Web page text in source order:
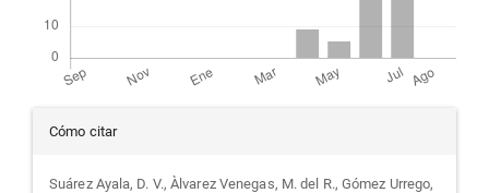
Detalles
Cómo citar
Suárez Ayala, D. V., Àlvarez Venegas, M. del R., Gómez Urrego,